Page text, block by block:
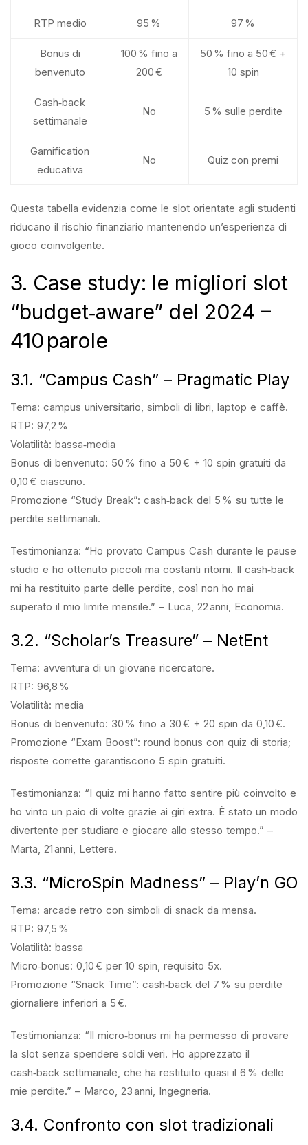
RTP medio 95 % 97 %
Bonus di
benvenuto
100 % fino a
200 €
50 % fino a 50 € +
10 spin
Cash‑back
settimanale
No 5 % sulle perdite
Gamification
educativa
No Quiz con premi
Questa tabella evidenzia come le slot orientate agli studenti
riducano il rischio finanziario mantenendo un’esperienza di
gioco coinvolgente.
3. Case study: le migliori slot
“budget‑aware” del 2024 –
410 parole
3.1. “Campus Cash” – Pragmatic Play
Tema: campus universitario, simboli di libri, laptop e caffè.
RTP: 97,2 %
Volatilità: bassa‑media
Bonus di benvenuto: 50 % fino a 50 € + 10 spin gratuiti da
0,10 € ciascuno.
Promozione “Study Break”: cash‑back del 5 % su tutte le
perdite settimanali.
Testimonianza: “Ho provato Campus Cash durante le pause
studio e ho ottenuto piccoli ma costanti ritorni. Il cash‑back
mi ha restituito parte delle perdite, così non ho mai
superato il mio limite mensile.” – Luca, 22 anni, Economia.
3.2. “Scholar’s Treasure” – NetEnt
Tema: avventura di un giovane ricercatore.
RTP: 96,8 %
Volatilità: media
Bonus di benvenuto: 30 % fino a 30 € + 20 spin da 0,10 €.
Promozione “Exam Boost”: round bonus con quiz di storia;
risposte corrette garantiscono 5 spin gratuiti.
Testimonianza: “I quiz mi hanno fatto sentire più coinvolto e
ho vinto un paio di volte grazie ai giri extra. È stato un modo
divertente per studiare e giocare allo stesso tempo.” –
Marta, 21 anni, Lettere.
3.3. “MicroSpin Madness” – Play’n GO
Tema: arcade retro con simboli di snack da mensa.
RTP: 97,5 %
Volatilità: bassa
Micro‑bonus: 0,10 € per 10 spin, requisito 5x.
Promozione “Snack Time”: cash‑back del 7 % su perdite
giornaliere inferiori a 5 €.
Testimonianza: “Il micro‑bonus mi ha permesso di provare
la slot senza spendere soldi veri. Ho apprezzato il
cash‑back settimanale, che ha restituito quasi il 6 % delle
mie perdite.” – Marco, 23 anni, Ingegneria.
3.4. Confronto con slot tradizionali